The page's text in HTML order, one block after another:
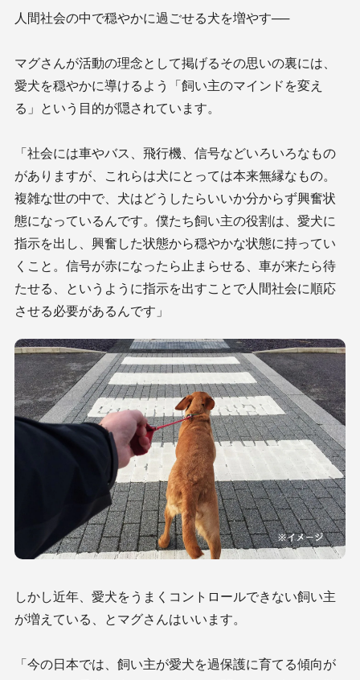
人間社会の中で穏やかに過ごせる犬を増やす──
マグさんが活動の理念として掲げるその思いの裏には、
愛犬を穏やかに導けるよう「飼い主のマインドを変え
る」という目的が隠されています。
「社会には車やバス、飛行機、信号などいろいろなもの
がありますが、これらは犬にとっては本来無縁なもの。
複雑な世の中で、犬はどうしたらいいか分からず興奮状
態になっているんです。僕たち飼い主の役割は、愛犬に
指示を出し、興奮した状態から穏やかな状態に持ってい
くこと。信号が赤になったら止まらせる、車が来たら待
たせる、というように指示を出すことで人間社会に順応
させる必要があるんです」
しかし近年、愛犬をうまくコントロールできない飼い主
が増えている、とマグさんはいいます。
「今の日本では、飼い主が愛犬を過保護に育てる傾向が